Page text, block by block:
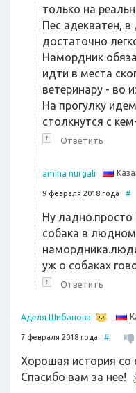
только на
Пес адекватен, в
достаточно
Намордник
идти в места
ветеринару - во
На прогулку
столкнутся с
↑ Ответить
amina nurgali
9 февраля 2018 года #
Ну ладно.просто
собака в людном
уж о собаках
↑ Ответить
Аделя Шибанова
7 февраля 2018 года #
Хорошая история со
Спасибо вам за нее!